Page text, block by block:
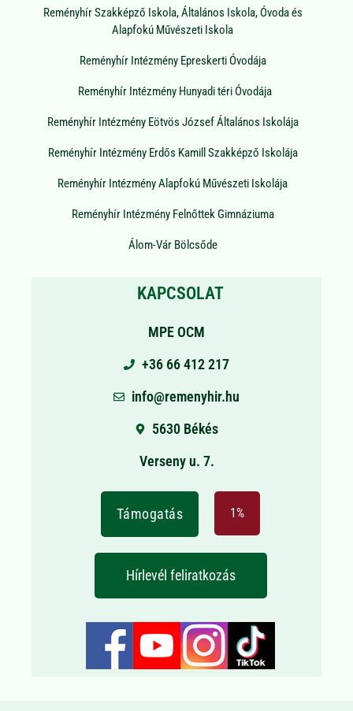
Reményhír Szakképző Iskola, Általános Iskola, Óvoda és
Alapfokú Művészeti Iskola
Reményhír Intézmény Epreskerti Óvodája
Reményhír Intézmény Hunyadi téri Óvodája
Reményhír Intézmény Eötvös József Általános Iskolája
Reményhír Intézmény Erdős Kamill Szakképző Iskolája
Reményhír Intézmény Alapfokú Művészeti Iskolája
Reményhír Intézmény Felnőttek Gimnáziuma
Álom-Vár Bölcsőde
KAPCSOLAT
MPE OCM
+36 66 412 217
info@remenyhir.hu
5630 Békés
Verseny u. 7.
Támogatás 1%
Hírlevél feliratkozás